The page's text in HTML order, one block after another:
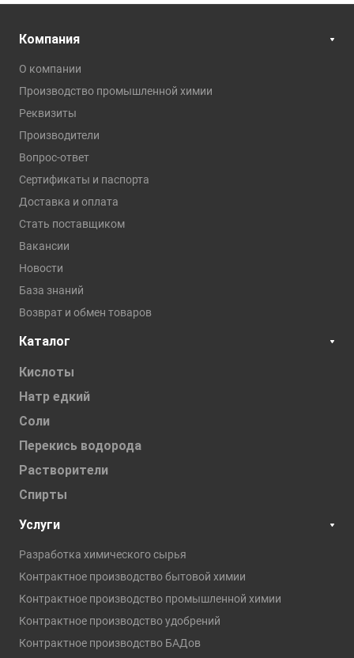
Компания
О компании
Производство промышленной химии
Реквизиты
Производители
Вопрос-ответ
Сертификаты и паспорта
Доставка и оплата
Стать поставщиком
Вакансии
Новости
База знаний
Возврат и обмен товаров
Каталог
Кислоты
Натр едкий
Соли
Перекись водорода
Растворители
Спирты
Услуги
Разработка химического сырья
Контрактное производство бытовой химии
Контрактное производство промышленной химии
Контрактное производство удобрений
Контрактное производство БАДов